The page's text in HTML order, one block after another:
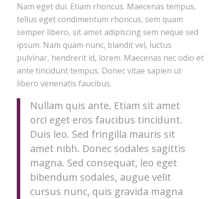
Nam eget dui. Etiam rhoncus. Maecenas tempus,
tellus eget condimentum rhoncus, sem quam
semper libero, sit amet adipiscing sem neque sed
ipsum. Nam quam nunc, blandit vel, luctus
pulvinar, hendrerit id, lorem. Maecenas nec odio et
ante tincidunt tempus. Donec vitae sapien ut
libero venenatis faucibus.
Nullam quis ante. Etiam sit amet
orci eget eros faucibus tincidunt.
Duis leo. Sed fringilla mauris sit
amet nibh. Donec sodales sagittis
magna. Sed consequat, leo eget
bibendum sodales, augue velit
cursus nunc, quis gravida magna